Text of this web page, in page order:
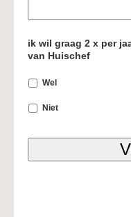
ik wil graag 2 x per
van Huischef
Wel
Niet